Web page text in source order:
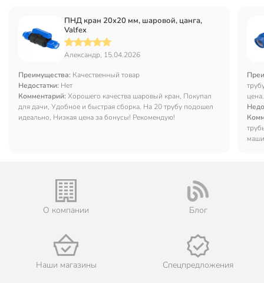
ПНД кран 20х20 мм, шаровой, цанга,
Valfex
Александр, 15.04.2026
Преимущества: Качественный товар
Недостатки: Нет
Комментарий: Хорошего качества шаровый кран, Покупал
для дачи, Удобное и быстрая сборка. На 20 трубу подошел
идеально, Низкая цена за бонусы! Рекомендую!
цена.
О компании Блог
Наши магазины Спецпредложения